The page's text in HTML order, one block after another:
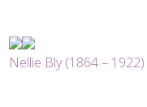
Nellie Bly (1864 – 1922)